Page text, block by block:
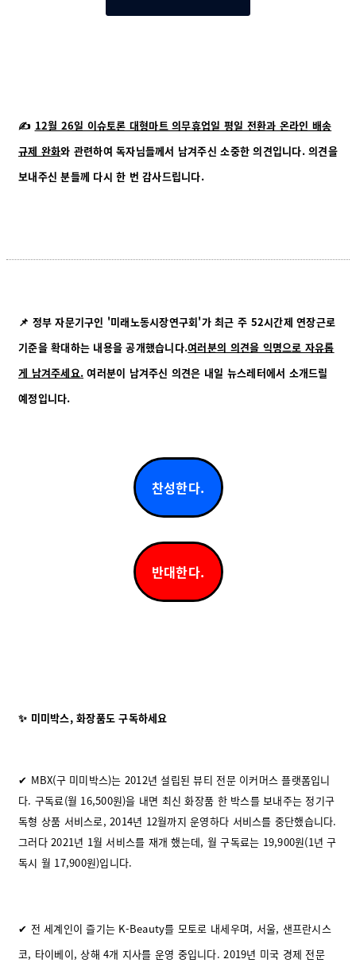
✍️ 12월 26일 이슈토론 대형마트 의무휴업일 평일 전환과 온라인 배송
규제 완화와 관련하여 독자님들께서 남겨주신 소중한 의견입니다. 의견을
보내주신 분들께 다시 한 번 감사드립니다.
📌 정부 자문기구인 '미래노동시장연구회'가 최근 주 52시간제 연장근로
기준을 확대하는 내용을 공개했습니다.여러분의 의견을 익명으로 자유롭
게 남겨주세요. 여러분이 남겨주신 의견은 내일 뉴스레터에서 소개드릴
예정입니다.
찬성한다.
반대한다.
✨ 미미박스, 화장품도 구독하세요
✔ MBX(구 미미박스)는 2012년 설립된 뷰티 전문 이커머스 플랫폼입니
다. 구독료(월 16,500원)을 내면 최신 화장품 한 박스를 보내주는 정기구
독형 상품 서비스로, 2014년 12월까지 운영하다 서비스를 중단했습니다.
그러다 2021년 1월 서비스를 재개 했는데, 월 구독료는 19,900원(1년 구
독시 월 17,900원)입니다.
✔ 전 세계인이 즐기는 K-Beauty를 모토로 내세우며, 서울, 샌프란시스
코, 타이베이, 상해 4개 지사를 운영 중입니다. 2019년 미국 경제 전문